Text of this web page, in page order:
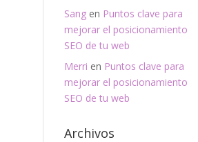
Sang en Puntos clave para
mejorar el posicionamiento
SEO de tu web
Merri en Puntos clave para
mejorar el posicionamiento
SEO de tu web
Archivos